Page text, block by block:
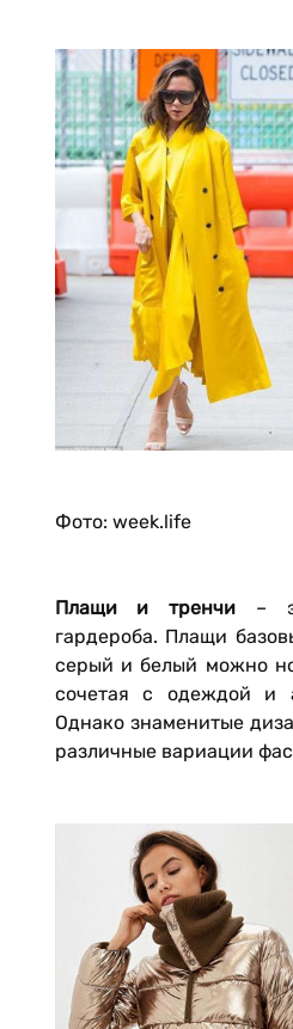
Фото: week.life
Плащи и тренчи –
гардероба. Плащи
серый и белый можно
сочетая с одеждой и
Однако знаменитые
различные вариации